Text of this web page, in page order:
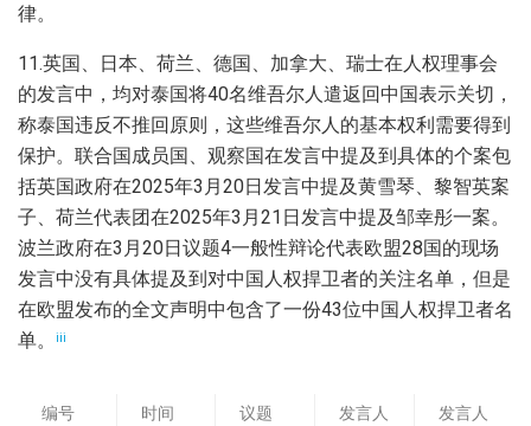
律。
11.英国、日本、荷兰、德国、加拿大、瑞士在人权理事会
的发言中，均对泰国将40名维吾尔人遣返回中国表示关切，
称泰国违反不推回原则，这些维吾尔人的基本权利需要得到
保护。联合国成员国、观察国在发言中提及到具体的个案包
括英国政府在2025年3月20日发言中提及黄雪琴、黎智英案
子、荷兰代表团在2025年3月21日发言中提及邹幸彤一案。
波兰政府在3月20日议题4一般性辩论代表欧盟28国的现场
发言中没有具体提及到对中国人权捍卫者的关注名单，但是
在欧盟发布的全文声明中包含了一份43位中国人权捍卫者名
单。
iii
编号 时间 议题
发言人
发言人